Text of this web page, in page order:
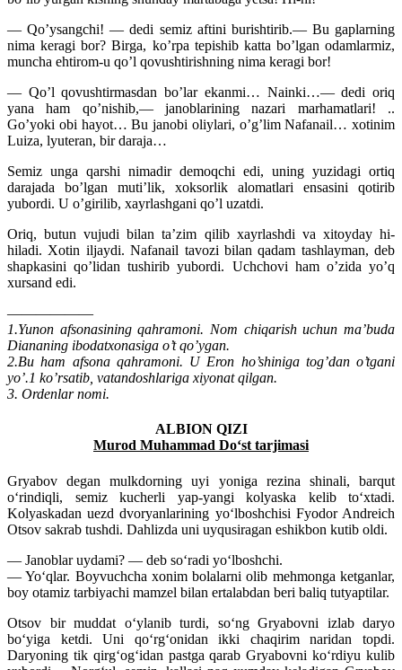
— Qo’ysangchi! — dedi semiz aftini burishtirib.— Bu gaplarning
nima keragi bor? Birga, ko’rpa tepishib katta bo’lgan odamlarmiz,
muncha ehtirom-u qo’l qovushtirishning nima keragi bor!
— Qo’l qovushtirmasdan bo’lar ekanmi… Nainki…— dedi oriq
yana ham qo’nishib,— janoblarining nazari marhamatlari! ..
Go’yoki obi hayot… Bu janobi oliylari, o’g’lim Nafanail… xotinim
Luiza, lyuteran, bir daraja…
Semiz unga qarshi nimadir demoqchi edi, uning yuzidagi ortiq
darajada bo’lgan muti’lik, xoksorlik alomatlari ensasini qotirib
yubordi. U o’girilib, xayrlashgani qo’l uzatdi.
Oriq, butun vujudi bilan ta’zim qilib xayrlashdi va xitoyday hi-
hiladi. Xotin iljaydi. Nafanail tavozi bilan qadam tashlayman, deb
shapkasini qo’lidan tushirib yubordi. Uchchovi ham o’zida yo’q
xursand edi.
——————
1.Yunon afsonasining qahramoni. Nom chiqarish uchun ma’buda
Diananing ibodatxonasiga o’t qo’ygan.
2.Bu ham afsona qahramoni. U Eron ho’shiniga tog’dan o’tgani
yo’.1 ko’rsatib, vatandoshlariga xiyonat qilgan.
3. Ordenlar nomi.
ALBION QIZI
Murod Muhammad Do‘st tarjimasi
Gryabov degan mulkdorning uyi yoniga rezina shinali, barqut
o‘rindiqli, semiz kucherli yap-yangi kolyaska kelib to‘xtadi.
Kolyaskadan uezd dvoryanlarining yo‘lboshchisi Fyodor Andreich
Otsov sakrab tushdi. Dahlizda uni uyqusiragan eshikbon kutib oldi.
— Janoblar uydami? — deb so‘radi yo‘lboshchi.
— Yo‘qlar. Boyvuchcha xonim bolalarni olib mehmonga ketganlar,
boy otamiz tarbiyachi mamzel bilan ertalabdan beri baliq tutyaptilar.
Otsov bir muddat o‘ylanib turdi, so‘ng Gryabovni izlab daryo
bo‘yiga ketdi. Uni qo‘rg‘onidan ikki chaqirim naridan topdi.
Daryoning tik qirg‘og‘idan pastga qarab Gryabovni ko‘rdiyu kulib